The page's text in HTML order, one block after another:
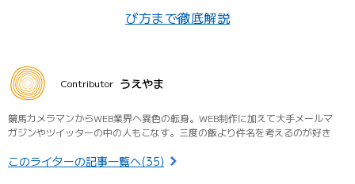
び方まで徹底解説
Contributor うえやま
競馬カメラマンからWEB業界へ異色の転身。WEB制作に加えて大手メールマ
ガジンやツイッターの中の人もこなす。三度の飯より件名を考えるのが好き
このライターの記事一覧へ(35)